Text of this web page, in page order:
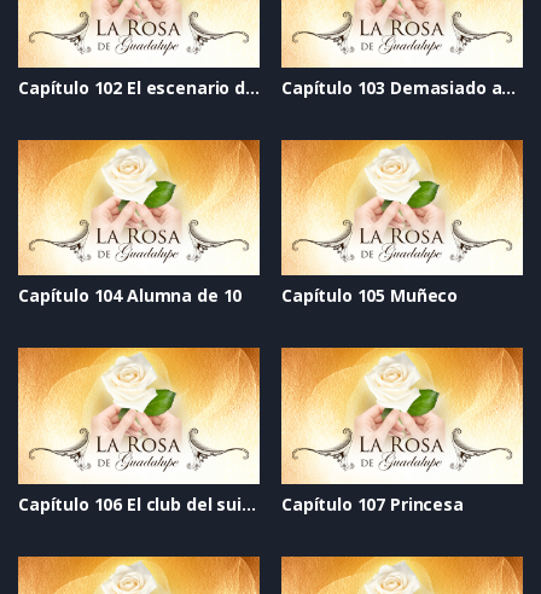
Capítulo 102 El escenario de la vida Capítulo 103 Demasiado amor
Capítulo 104 Alumna de 10 Capítulo 105 Muñeco
Capítulo 106 El club del suicidio Capítulo 107 Princesa